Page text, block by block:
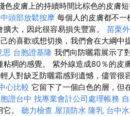
色皮膚上的持續時間比棕色的皮膚
頭部放鬆按摩 每個人的皮膚都不一
大，因此很容易損失豐富。 苗栗
的喜歡或想切換，我們會在大綱中
思 台胞證基隆 我們向防曬霜展示了
稠的感覺。 紫外線造成80％的皮
人對缺乏防曬霜感到遺憾，儘管很
心比較 它留下了一個白色的層，但
證台中 找專業會計公司處理帳務
。 聽力檢查 屋頂防水 隆乳 台中